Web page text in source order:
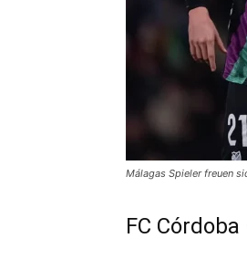
Málagas Spieler freuen
FC